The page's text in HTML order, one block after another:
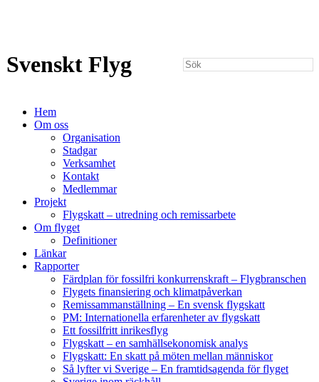
Svenskt Flyg
Hem
Om oss
Organisation
Stadgar
Verksamhet
Kontakt
Medlemmar
Projekt
Flygskatt – utredning och remissarbete
Om flyget
Definitioner
Länkar
Rapporter
Färdplan för fossilfri konkurrenskraft – Flygbranschen
Flygets finansiering och klimatpåverkan
Remissammanställning – En svensk flygskatt
PM: Internationella erfarenheter av flygskatt
Ett fossilfritt inrikesflyg
Flygskatt – en samhällsekonomisk analys
Flygskatt: En skatt på möten mellan människor
Så lyfter vi Sverige – En framtidsagenda för flyget